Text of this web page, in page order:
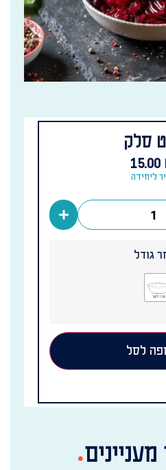
סלק
15.00
ליחידה
גודל
לסל